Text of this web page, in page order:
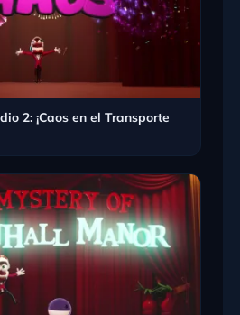
2: ¡Caos en el Transporte